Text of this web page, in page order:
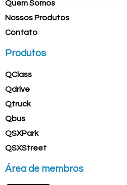
Quem Somos
Nossos Produtos
Contato
Produtos
QClass
Qdrive
Qtruck
Qbus
QSXPark
QSXStreet
Área de membros